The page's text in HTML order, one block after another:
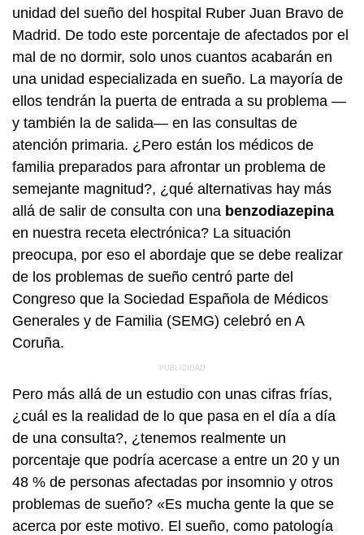
unidad del sueño del hospital Ruber Juan Bravo de
Madrid. De todo este porcentaje de afectados por el
mal de no dormir, solo unos cuantos acabarán en
una unidad especializada en sueño. La mayoría de
ellos tendrán la puerta de entrada a su problema —
y también la de salida— en las consultas de
atención primaria. ¿Pero están los médicos de
familia preparados para afrontar un problema de
semejante magnitud?, ¿qué alternativas hay más
allá de salir de consulta con una benzodiazepina
en nuestra receta electrónica? La situación
preocupa, por eso el abordaje que se debe realizar
de los problemas de sueño centró parte del
Congreso que la Sociedad Española de Médicos
Generales y de Familia (SEMG) celebró en A
Coruña.
Pero más allá de un estudio con unas cifras frías,
¿cuál es la realidad de lo que pasa en el día a día
de una consulta?, ¿tenemos realmente un
porcentaje que podría acercase a entre un 20 y un
48 % de personas afectadas por insomnio y otros
problemas de sueño? «Es mucha gente la que se
acerca por este motivo. El sueño, como patología